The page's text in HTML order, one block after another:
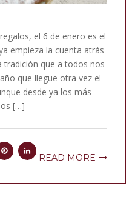
el 6 de enero es el
empieza la cuenta atrás
tradición que a todos nos
que llegue otra vez el
desde ya los más
[…]
READ MORE